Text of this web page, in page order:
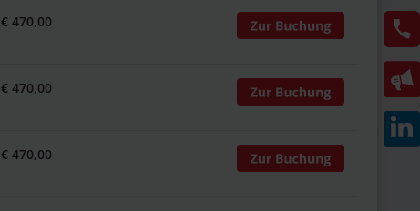
€ 470,00
€ 470,00
€ 470,00